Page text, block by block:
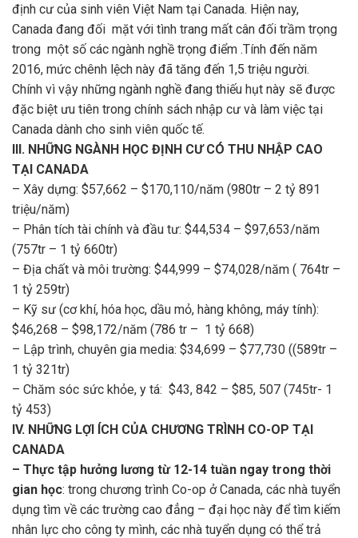
định cư của sinh viên Việt Nam tại Canada. Hiện nay,
Canada đang đối mặt với tình trang mất cân đối trầm trọng
trong một số các ngành nghề trọng điểm .Tính đến năm
2016, mức chênh lệch này đã tăng đến 1,5 triệu người.
Chính vì vậy những ngành nghề đang thiếu hụt này sẽ được
đặc biệt ưu tiên trong chính sách nhập cư và làm việc tại
Canada dành cho sinh viên quốc tế.
III. NHỮNG NGÀNH HỌC ĐỊNH CƯ CÓ THU NHẬP CAO
TẠI CANADA
– Xây dựng: $57,662 – $170,110/năm (980tr – 2 tỷ 891
triệu/năm)
– Phân tích tài chính và đầu tư: $44,534 – $97,653/năm
(757tr – 1 tỷ 660tr)
– Địa chất và môi trường: $44,999 – $74,028/năm ( 764tr –
1 tỷ 259tr)
– Kỹ sư (cơ khí, hóa học, dầu mỏ, hàng không, máy tính):
$46,268 – $98,172/năm (786 tr – 1 tỷ 668)
– Lập trình, chuyên gia media: $34,699 – $77,730 ((589tr –
1 tỷ 321tr)
– Chăm sóc sức khỏe, y tá: $43, 842 – $85, 507 (745tr- 1
tỷ 453)
IV. NHỮNG LỢI ÍCH CỦA CHƯƠNG TRÌNH CO-OP TẠI
CANADA
– Thực tập hưởng lương từ 12-14 tuần ngay trong thời
gian học: trong chương trình Co-op ở Canada, các nhà tuyển
dụng tìm về các trường cao đẳng – đại học này để tìm kiếm
nhân lực cho công ty mình, các nhà tuyển dụng có thể trả